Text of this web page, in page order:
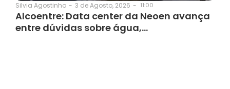
Silvia Agostinho - 3 de Agosto, 2026 - 11:00
Alcoentre: Data center da Neoen avança
entre dúvidas sobre água,…